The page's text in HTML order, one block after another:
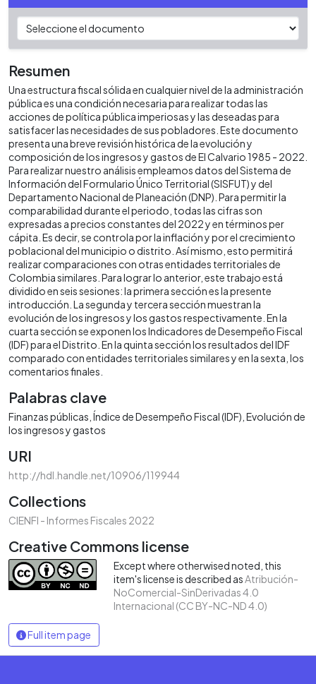
Resumen
Una estructura fiscal sólida en cualquier nivel de la administración
pública es una condición necesaria para realizar todas las
acciones de política pública imperiosas y las deseadas para
satisfacer las necesidades de sus pobladores. Este documento
presenta una breve revisión histórica de la evolución y
composición de los ingresos y gastos de El Calvario 1985 - 2022.
Para realizar nuestro análisis empleamos datos del Sistema de
Información del Formulario Único Territorial (SISFUT) y del
Departamento Nacional de Planeación (DNP). Para permitir la
comparabilidad durante el periodo, todas las cifras son
expresadas a precios constantes del 2022 y en términos per
cápita. Es decir, se controla por la inflación y por el crecimiento
poblacional del municipio o distrito. Así mismo, esto permitirá
realizar comparaciones con otras entidades territoriales de
Colombia similares. Para lograr lo anterior, este trabajo está
dividido en seis sesiones: la primera sección es la presente
introducción. La segunda y tercera sección muestran la
evolución de los ingresos y los gastos respectivamente. En la
cuarta sección se exponen los Indicadores de Desempeño Fiscal
(IDF) para el Distrito. En la quinta sección los resultados del IDF
comparado con entidades territoriales similares y en la sexta, los
comentarios finales.
Palabras clave
Finanzas públicas Índice de Desempeño Fiscal (IDF) Evolución de
los ingresos y gastos
URI
http://hdl.handle.net/10906/119944
Collections
CIENFI - Informes Fiscales 2022
Creative Commons license
Except where otherwised noted, this
item's license is described asAtribución-
NoComercial-SinDerivadas 4.0
Internacional (CC BY-NC-ND 4.0)
Full item page